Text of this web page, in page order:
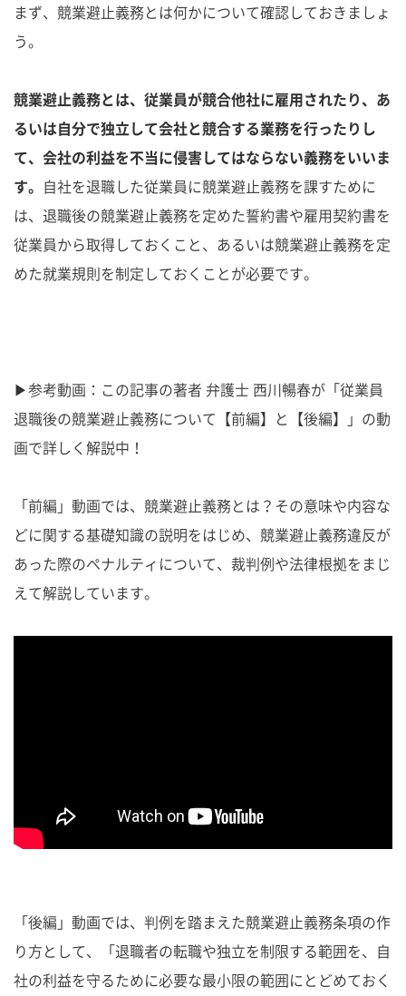
まず、競業避止義務とは何かについて確認しておきましょ
う。
競業避止義務とは、従業員が競合他社に雇用されたり、あ
るいは自分で独立して会社と競合する業務を行ったりし
て、会社の利益を不当に侵害してはならない義務をいいま
す。 自社を退職した従業員に競業避止義務を課すために
は、退職後の競業避止義務を定めた誓約書や雇用契約書を
従業員から取得しておくこと、あるいは競業避止義務を定
めた就業規則を制定しておくことが必要です。
▶参考動画：この記事の著者 弁護士 西川暢春が「従業員
退職後の競業避止義務について【前編】と【後編】」の動
画で詳しく解説中！
「前編」動画では、競業避止義務とは？その意味や内容な
どに関する基礎知識の説明をはじめ、競業避止義務違反が
あった際のペナルティについて、裁判例や法律根拠をまじ
えて解説しています。
「後編」動画では、判例を踏まえた競業避止義務条項の作
り方として、「退職者の転職や独立を制限する範囲を、自
社の利益を守るために必要な最小限の範囲にとどめておく